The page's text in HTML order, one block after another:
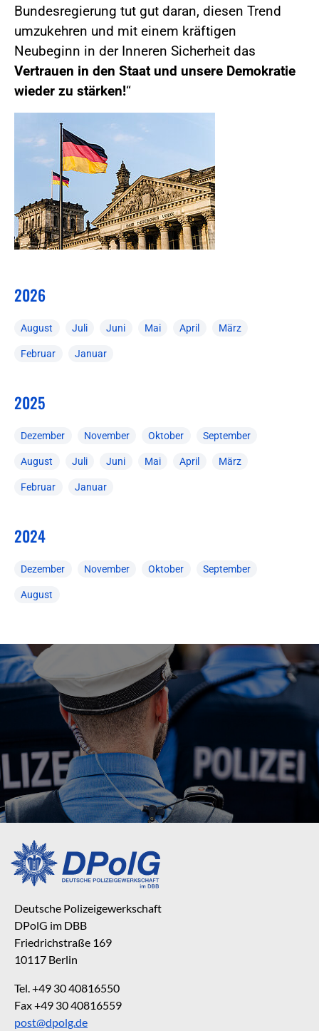
Bundesregierung tut gut daran, diesen Trend
umzukehren und mit einem kräftigen
Neubeginn in der Inneren Sicherheit das
Vertrauen in den Staat und unsere Demokratie
wieder zu stärken!“
2026
August Juli Juni Mai April März
Februar Januar
2025
Dezember November Oktober September
August Juli Juni Mai April März
Februar Januar
2024
Dezember November Oktober September
August
Deutsche Polizeigewerkschaft
DPolG im DBB
Friedrichstraße 169
10117 Berlin
Tel. +49 30 40816550
Fax +49 30 40816559
post@dpolg.de